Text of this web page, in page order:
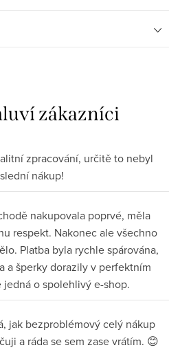
zpracování, určitě to nebyl
nákup!
nakupovala poprvé, měla
respekt. Nakonec ale všechno
Platba byla rychle spárována,
a šperky dorazily v perfektním
o spolehlivý e-shop.
jak bezproblémový celý nákup
a ráda se sem zase vrátím. 😊